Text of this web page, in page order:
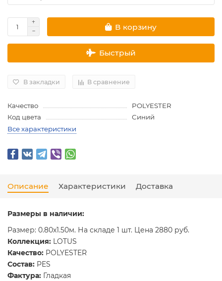
В корзину
Быстрый
В закладки В сравнение
Качество
POLYESTER
Код цвета
Синий
Все характеристики
Описание Характеристики Доставка
Размеры в наличии:
Размер: 0.80x1.50м. На складе 1 шт. Цена 2880 руб.
Коллекция: LOTUS
Качество: POLYESTER
Состав: PES
Фактура: Гладкая